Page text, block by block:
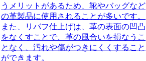
うメリットがあるため、靴やバッグなど
の革製品に使用されることが多いです。
また、リバフ仕上げは、革の表面の凹凸
をなくすことで、革の風合いを損なうこ
となく、汚れや傷がつきにくくすること
ができます。